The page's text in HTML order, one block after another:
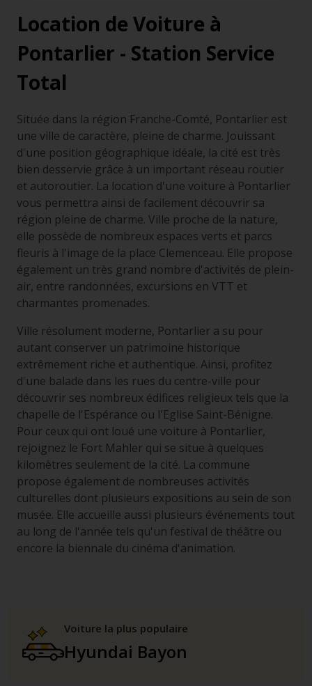
Location de Voiture à
Pontarlier - Station Service
Total
Située dans la région Franche-Comté, Pontarlier est
une ville de caractère, pleine de charme. Jouissant
d'une position géographique idéale, la cité est très
bien desservie grâce à un important réseau routier
et autoroutier. La location d'une voiture à Pontarlier
vous permettra ainsi de facilement découvrir sa
région pleine de charme. Ville proche de la nature,
elle possède de nombreux espaces verts et parcs
fleuris à l'image de la place Clemenceau. Elle propose
également un très grand nombre d'activités de plein-
air, entre randonnées, excursions en VTT et
charmantes promenades.
Ville résolument moderne, Pontarlier a su pour
autant conserver un patrimoine historique
extrêmement riche et authentique. Ainsi, profitez
d'une balade dans les rues du centre-ville pour
découvrir ses nombreux édifices religieux tels que la
chapelle de l'Espérance ou l'Eglise Saint-Bénigne.
Pour ceux qui ont loué une voiture à Pontarlier,
rejoignez le Fort Mahler qui se situe à quelques
kilomètres seulement de la cité. La commune
propose également de nombreuses activités
culturelles dont plusieurs expositions au sein de son
musée. Elle accueille aussi plusieurs événements tout
au long de l'année tels qu'un festival de théâtre ou
encore la biennale du cinéma d'animation.
Voiture la plus populaire
Hyundai Bayon